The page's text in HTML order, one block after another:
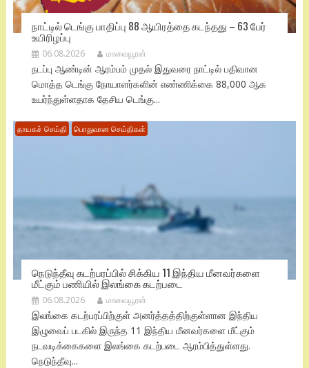
நாட்டில் டெங்கு பாதிப்பு 88 ஆயிரத்தை கடந்தது – 63 பேர்
உயிரிழப்பு
06.08.2026 மாவையூரன்
நடப்பு ஆண்டின் ஆரம்பம் முதல் இதுவரை நாட்டில் பதிவான
மொத்த டெங்கு நோயாளர்களின் எண்ணிக்கை 88,000 ஆக
உயர்ந்துள்ளதாக தேசிய டெங்கு...
தாயகச் செய்தி பொதுவான செய்திகள்
நெடுந்தீவு கடற்பரப்பில் சிக்கிய 11 இந்திய மீனவர்களை
மீட்கும் பணியில் இலங்கை கடற்படை
06.08.2026 மாவையூரன்
இலங்கை கடற்பரப்பிற்குள் அனர்த்தத்திற்குள்ளான இந்திய
இழுவைப் படகில் இருந்த 11 இந்திய மீனவர்களை மீட்கும்
நடவடிக்கைகளை இலங்கை கடற்படை ஆரம்பித்துள்ளது.
நெடுந்தீவு...